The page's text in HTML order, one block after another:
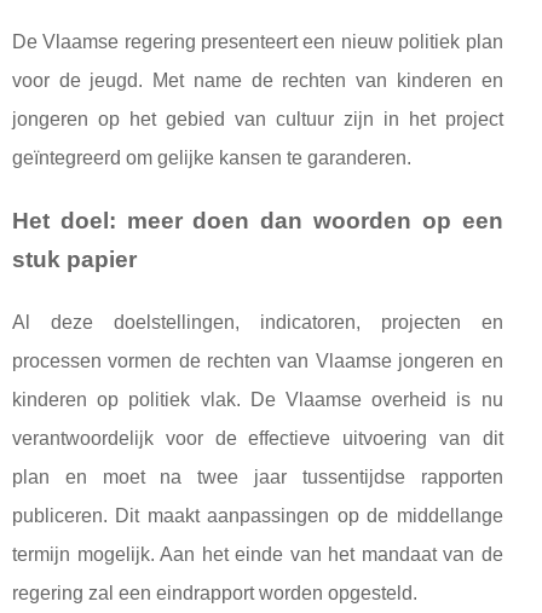
De Vlaamse regering presenteert een nieuw politiek plan
voor de jeugd. Met name de rechten van kinderen en
jongeren op het gebied van cultuur zijn in het project
geïntegreerd om gelijke kansen te garanderen.
Het doel: meer doen dan woorden op een
stuk papier
Al deze doelstellingen, indicatoren, projecten en
processen vormen de rechten van Vlaamse jongeren en
kinderen op politiek vlak. De Vlaamse overheid is nu
verantwoordelijk voor de effectieve uitvoering van dit
plan en moet na twee jaar tussentijdse rapporten
publiceren. Dit maakt aanpassingen op de middellange
termijn mogelijk. Aan het einde van het mandaat van de
regering zal een eindrapport worden opgesteld.